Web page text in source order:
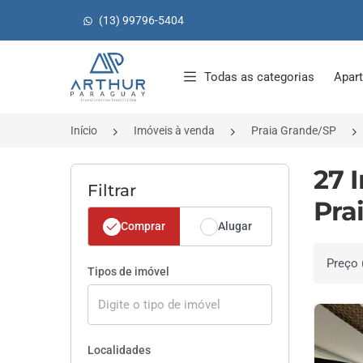
(13) 99796-5404
Página inicial
Todas as categorias
Início Imóveis à venda Praia Grande/SP
Filtrar
Comprar Alugar
Tipos de imóvel
Localidades
27
Ordenar